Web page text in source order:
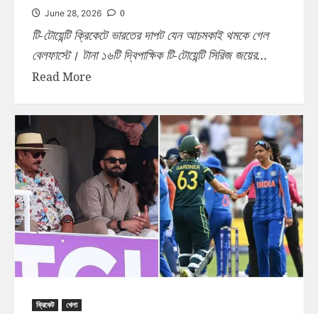
June 28, 2026 0
টি-টোয়েন্টি ক্রিকেটে ভারতের দাপট যেন আচমকাই থমকে গেল
বেলফাস্টে। টানা ১৬টি দ্বিপাক্ষিক টি-টোয়েন্টি সিরিজ জয়ের...
Read More
ক্রিকেট খেলা